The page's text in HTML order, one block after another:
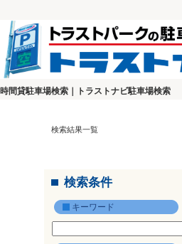
時間貸駐車場検索｜トラストナビ駐車場検索
検索結果一覧
検索条件
キーワード